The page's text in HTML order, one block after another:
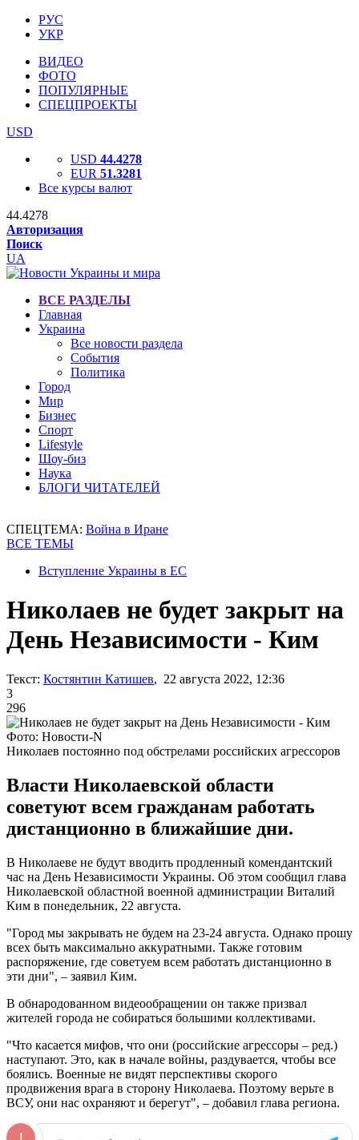
РУС
УКР
ВИДЕО
ФОТО
ПОПУЛЯРНЫЕ
СПЕЦПРОЕКТЫ
USD
USD 44.4278
EUR 51.3281
Все курсы валют
44.4278
Авторизация
Поиск
UA
ВСЕ РАЗДЕЛЫ
Главная
Украина
Все новости раздела
События
Политика
Город
Мир
Бизнес
Спорт
Lifestyle
Шоу-биз
Наука
БЛОГИ ЧИТАТЕЛЕЙ
СПЕЦТЕМА: Война в Иране
ВСЕ ТЕМЫ
Вступление Украины в ЕС
Николаев не будет закрыт на
День Независимости - Ким
Текст: Костянтин Катишев, 22 августа 2022, 12:36
3
296
Фото: Новости-N
Николаев постоянно под обстрелами российских агрессоров
Власти Николаевской области
советуют всем гражданам работать
дистанционно в ближайшие дни.
В Николаеве не будут вводить продленный комендантский
час на День Независимости Украины. Об этом сообщил глава
Николаевской областной военной администрации Виталий
Ким в понедельник, 22 августа.
"Город мы закрывать не будем на 23-24 августа. Однако прошу
всех быть максимально аккуратными. Также готовим
распоряжение, где советуем всем работать дистанционно в
эти дни", – заявил Ким.
В обнародованном видеообращении он также призвал
жителей города не собираться большими коллективами.
"Что касается мифов, что они (российские агрессоры – ред.)
наступают. Это, как в начале войны, раздувается, чтобы все
боялись. Военные не видят перспективы скорого
продвижения врага в сторону Николаева. Поэтому верьте в
ВСУ, они нас охраняют и берегут", – добавил глава региона.